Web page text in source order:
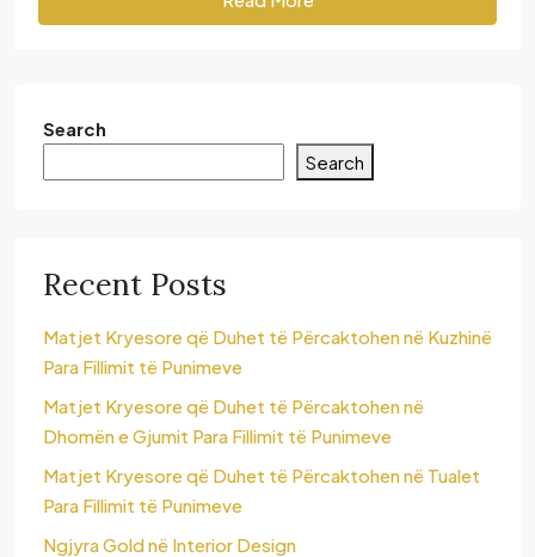
Search
Search
Recent Posts
Matjet Kryesore që Duhet të Përcaktohen në Kuzhinë
Para Fillimit të Punimeve
Matjet Kryesore që Duhet të Përcaktohen në
Dhomën e Gjumit Para Fillimit të Punimeve
Matjet Kryesore që Duhet të Përcaktohen në Tualet
Para Fillimit të Punimeve
Ngjyra Gold në Interior Design